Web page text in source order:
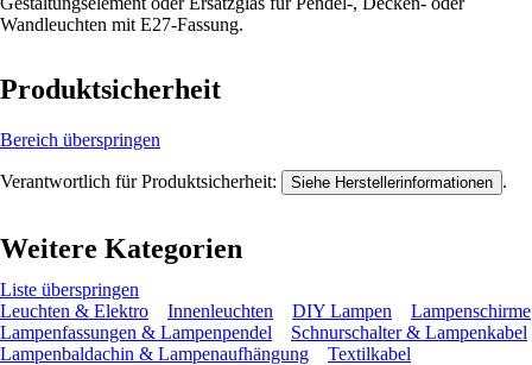
Wandleuchten mit E27‑Fassung.
Produktsicherheit
Bereich überspringen
Verantwortlich für Produktsicherheit: Siehe Herstellerinformationen .
Weitere Kategorien
Liste überspringen
Leuchten & Elektro
Innenleuchten DIY Lampen
Lampenschirme
Lampenfassungen & Lampenpendel
Schnurschalter & Lampenkabel
Lampenbaldachin & Lampenaufhängung
Textilkabel